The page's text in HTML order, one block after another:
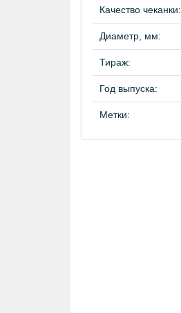
Качество чеканки:
Диаметр, мм:
Тираж:
Год выпуска:
Метки: